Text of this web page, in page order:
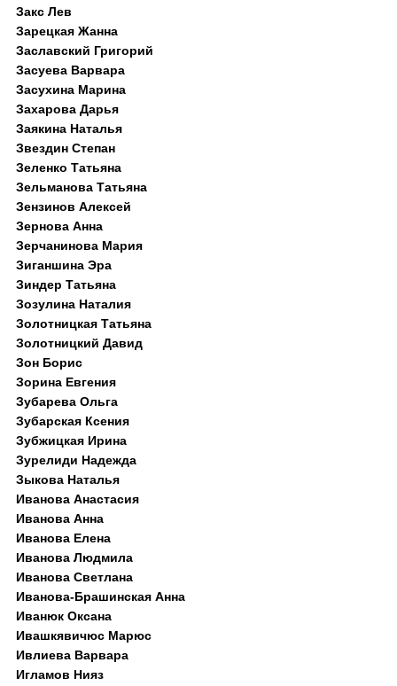
Закс Лев
Зарецкая Жанна
Заславский Григорий
Засуева Варвара
Засухина Марина
Захарова Дарья
Заякина Наталья
Звездин Степан
Зеленко Татьяна
Зельманова Татьяна
Зензинов Алексей
Зернова Анна
Зерчанинова Мария
Зиганшина Эра
Зиндер Татьяна
Зозулина Наталия
Золотницкая Татьяна
Золотницкий Давид
Зон Борис
Зорина Евгения
Зубарева Ольга
Зубарская Ксения
Зубжицкая Ирина
Зурелиди Надежда
Зыкова Наталья
Иванова Анастасия
Иванова Анна
Иванова Елена
Иванова Людмила
Иванова Светлана
Иванова-Брашинская Анна
Иванюк Оксана
Ивашкявичюс Марюс
Ивлиева Варвара
Игламов Нияз